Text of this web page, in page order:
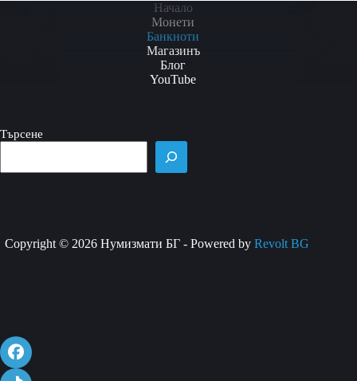
Начало
Монети
Банкноти
Магазинъ
Блог
YouTube
Търсене
Copyright © 2026 Нумизмати БГ - Powered byRevolt BG